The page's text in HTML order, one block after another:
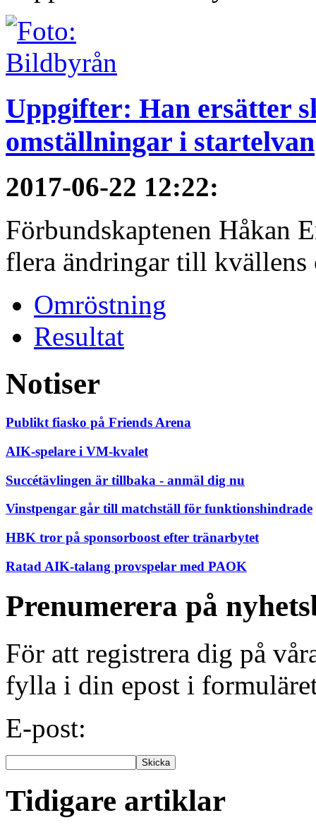
Uppgifter: Han ersätter
omställningar i startelvan
2017-06-22 12:22:
Förbundskaptenen Håkan
flera ändringar till kvällens
Omröstning
Resultat
Notiser
Publikt fiasko på Friends Arena
AIK-spelare i VM-kvalet
Succétävlingen är tillbaka - anmäl dig nu
Vinstpengar går till matchställ för funktionshindrade
HBK tror på sponsorboost efter tränarbytet
Ratad AIK-talang provspelar med PAOK
Prenumerera på
För att registrera dig på
fylla i din epost i
E-post:
Tidigare artiklar